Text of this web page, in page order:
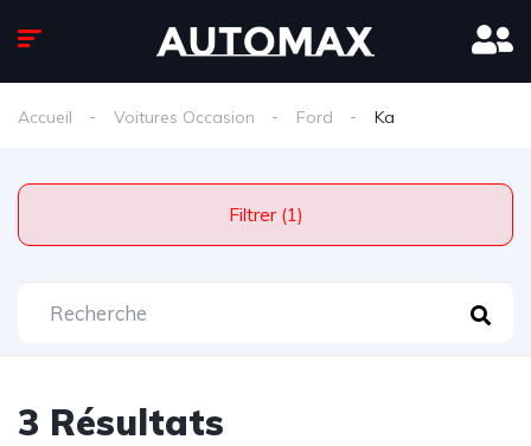
Accueil Voitures Occasion Ford Ka
Filtrer (1)
3 Résultats